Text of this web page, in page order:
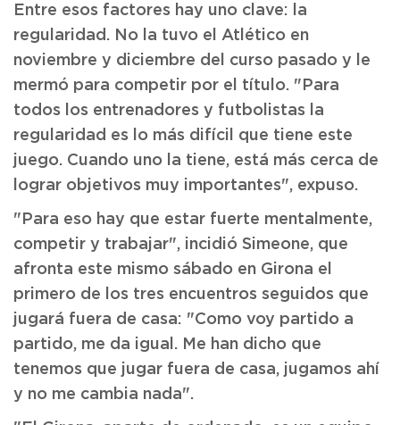
Entre esos factores hay uno clave: la
regularidad. No la tuvo el Atlético en
noviembre y diciembre del curso pasado y le
mermó para competir por el título. "Para
todos los entrenadores y futbolistas la
regularidad es lo más difícil que tiene este
juego. Cuando uno la tiene, está más cerca de
lograr objetivos muy importantes", expuso.
"Para eso hay que estar fuerte mentalmente,
competir y trabajar", incidió Simeone, que
afronta este mismo sábado en Girona el
primero de los tres encuentros seguidos que
jugará fuera de casa: "Como voy partido a
partido, me da igual. Me han dicho que
tenemos que jugar fuera de casa, jugamos ahí
y no me cambia nada".